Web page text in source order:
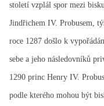
století vzplál spor mezi
Jindřichem IV. Probusem,
roce 1287 došlo k
sebe a jeho následovníků
1290 princ Henry IV.
podle kterého mohou být